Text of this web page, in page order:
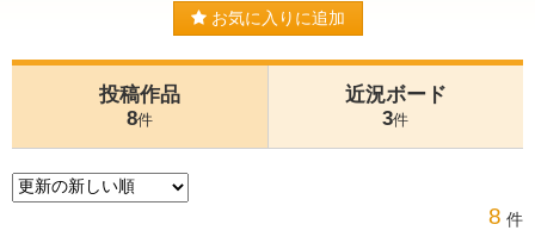
お気に入りに追加
投稿作品
8件
近況ボード
3件
8 件